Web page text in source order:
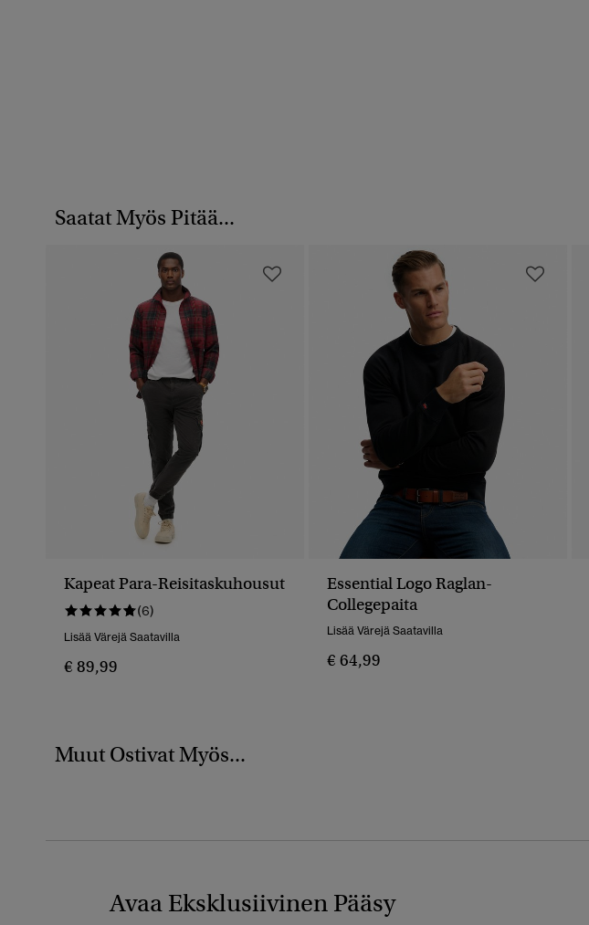
Saatat Myös Pitää...
Kapeat Para-Reisitaskuhousut
(6)
Lisää Värejä Saatavilla
€ 89,99
Essential Logo Raglan-
Collegepaita
Lisää Värejä Saatavilla
€ 64,99
Muut Ostivat Myös...
Avaa Eksklusiivinen Pääsy